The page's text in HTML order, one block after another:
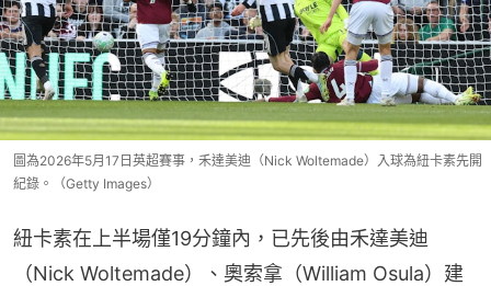
圖為2026年5月17日英超賽事，禾達美迪（Nick Woltemade）入球為紐卡素先開
紀錄。（Getty Images）
紐卡素在上半場僅19分鐘內，已先後由禾達美迪
（Nick Woltemade）、奧索拿（William Osula）建